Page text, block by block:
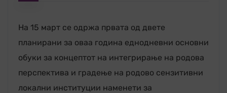
На 15 март се одржа првата од двете
планирани за оваа година еднодневни основни
обуки за концептот на интегрирање на родова
перспектива и градење на родово сензитивни
локални институции наменети за